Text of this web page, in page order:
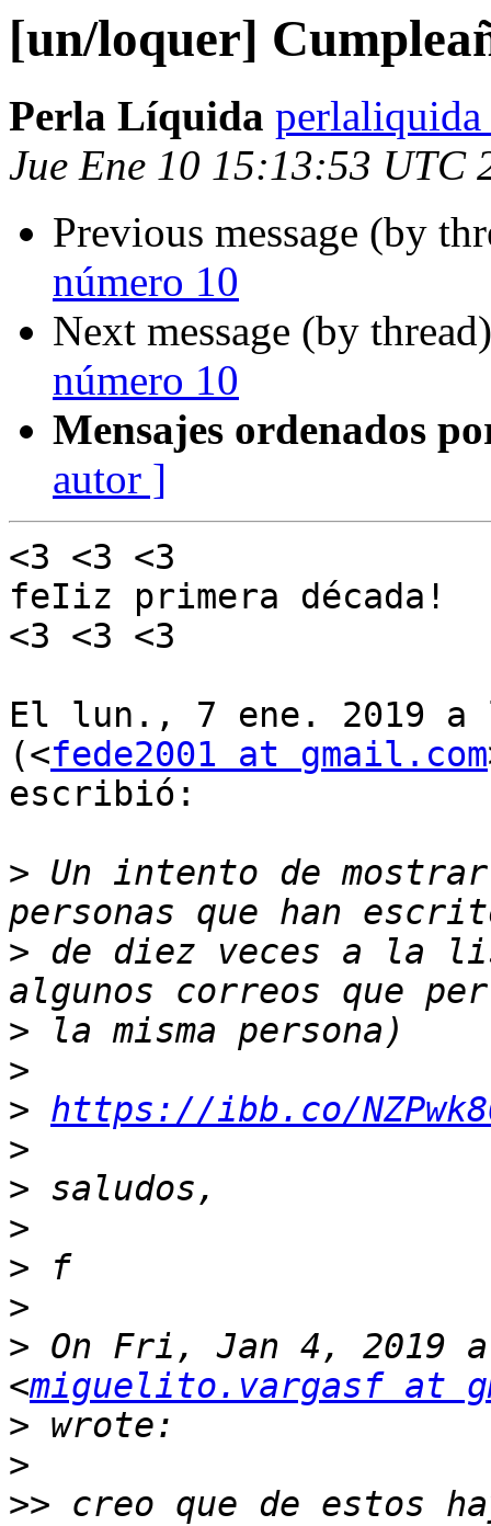
[un/loquer]
Perla Líquida
Jue Ene 10 15:13:53 UTC
Previous message (by
número 10
Next message (by
número 10
Mensajes ordenados
autor ]
<3 <3 <3
feIiz primera década!
<3 <3 <3
El lun., 7 ene. 2019 a
(<fede2001 at gmail.com
escribió:
> Un intento de
> de diez veces a la
>
>
> https://ibb.co/
>
>
>
>
>
> On Fri, Jan 4, 2019
<miguelito.vargasf at
>
>
>> creo que de estos